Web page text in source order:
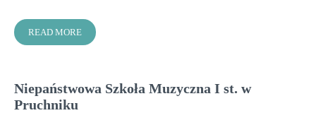
READ MORE
Niepaństwowa Szkoła Muzyczna I st. w
Pruchniku